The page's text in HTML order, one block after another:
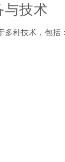
与技术
种技术，包括：